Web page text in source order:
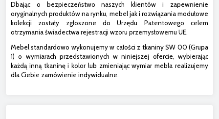
Dbając o bezpieczeństwo naszych klientów i zapewnienie
oryginalnych produktów na rynku, mebel jak i rozwiązania modułowe
kolekcji zostały zgłoszone do Urzędu Patentowego celem
otrzymania świadectwa rejestracji wzoru przemysłowemu UE.
Mebel standardowo wykonujemy w całości z tkaniny SW 00 (Grupa
1) o wymiarach przedstawionych w niniejszej ofercie, wybierając
każdą inną tkaninę i kolor lub zmieniając wymiar mebla realizujemy
dla Ciebie zamówienie indywidualne.